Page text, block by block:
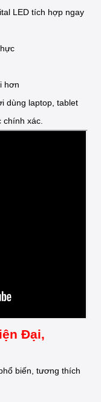
LED tích hợp ngay
hơn
dùng laptop, tablet
xác.
Đại,
biến, tương thích